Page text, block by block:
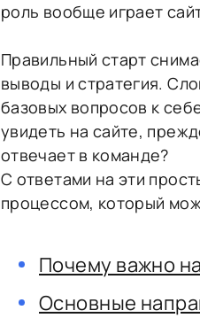
роль вообще играет
Правильный старт
выводы и стратегия.
базовых вопросов к
увидеть на сайте,
отвечает в команде?
С ответами на эти
процессом, который
Почему важно
Основные